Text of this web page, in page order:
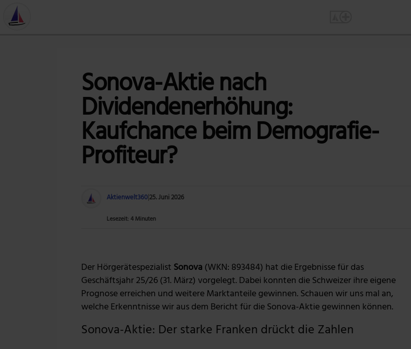
Sonova-Aktie nach
Dividendenerhöhung:
Kaufchance beim Demografie-
Profiteur?
Aktienwelt36025. Juni 2026
Lesezeit: 4 Minuten
Der Hörgerätespezialist Sonova(WKN: 893484) hat die Ergebnisse für das
Geschäftsjahr 25/26 (31. März) vorgelegt. Dabei konnten die Schweizer ihre eigene
Prognose erreichen und weitere Marktanteile gewinnen. Schauen wir uns mal an,
welche Erkenntnisse wir aus dem Bericht für die Sonova-Aktie gewinnen können.
Sonova-Aktie: Der starke Franken drückt die Zahlen